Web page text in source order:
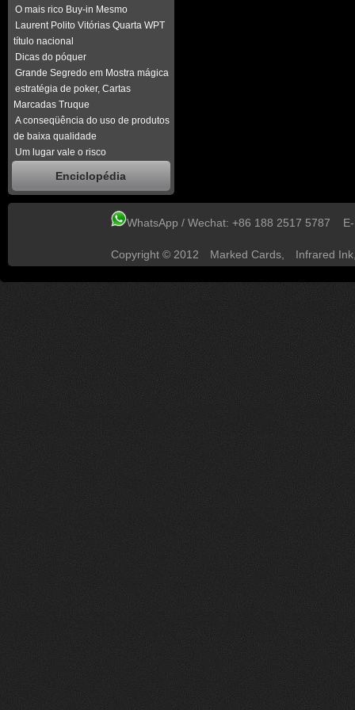
O mais rico Buy-in Mesmo
Laurent Polito Vitórias Quarta WPT
título nacional
Dicas do póquer
Grande Segredo em Mostra mágica
estratégia de poker, Cartas
Marcadas Truque
A conseqüência do uso de produtos
de baixa qualidade
Um lugar vale o risco
Enciclopédia
WhatsApp / Wechat: +86 188 2517 5787
Copyright © 2012 Marked Cards Infrared Ink